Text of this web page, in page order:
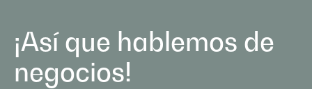
¡Así que hablemos de
negocios!